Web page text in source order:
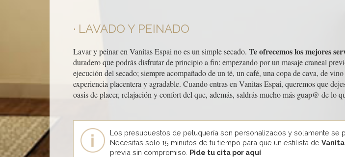
LAVADO Y PEINADO
Lavar y peinar en Vanitas Espai no es un simple secado. Te ofrecemos los mejores
duradero que podrás disfrutar de principio a fin: empezando por un masaje craneal
ejecución del secado; siempre acompañado de un té, un café, una copa de cava, de
experiencia placentera y agradable. Cuando entras en Vanitas Espai, queremos que
oasis de placer, relajación y confort del que, además, saldrás mucho más guap@ de lo
Los presupuestos de peluquería son personalizados y solamente se
Necesitas solo 15 minutos de tu tiempo para que un estilista de
previa sin compromiso. Pide tu cita por aquí